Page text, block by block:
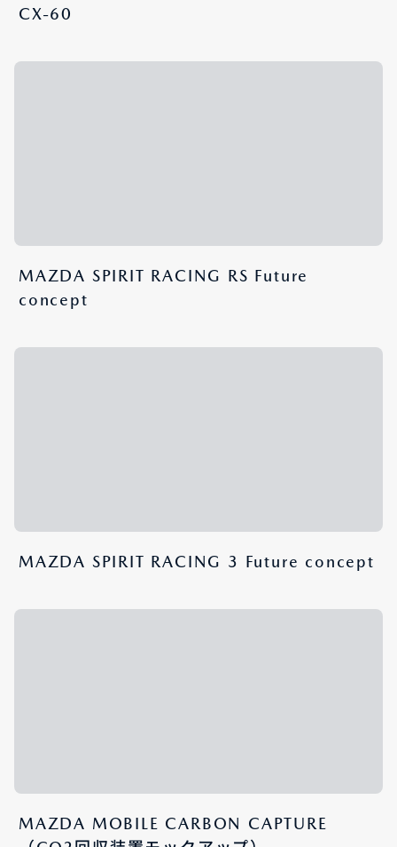
CX-60
MAZDA SPIRIT RACING RS Future
concept
MAZDA SPIRIT RACING 3 Future concept
MAZDA MOBILE CARBON CAPTURE